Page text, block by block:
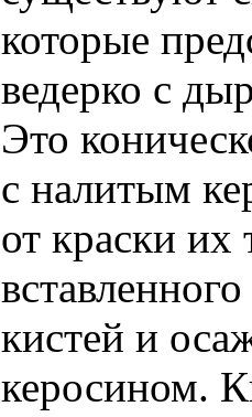
которые
ведерко с
Это
с налитым
от краски их
кистей и
керосином.